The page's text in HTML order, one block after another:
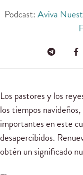
Podcast:Aviva
Los pastores y los
los tiempos
importantes en este
desapercibidos.
obtén un significado